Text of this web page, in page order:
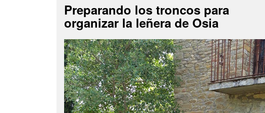
Preparando los troncos para
organizar la leñera de Osia